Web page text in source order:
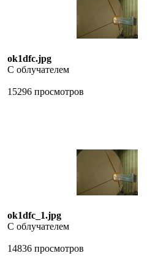
ok1dfc.jpg
С облучателем
15296 просмотров
ok1dfc_1.jpg
С облучателем
14836 просмотров